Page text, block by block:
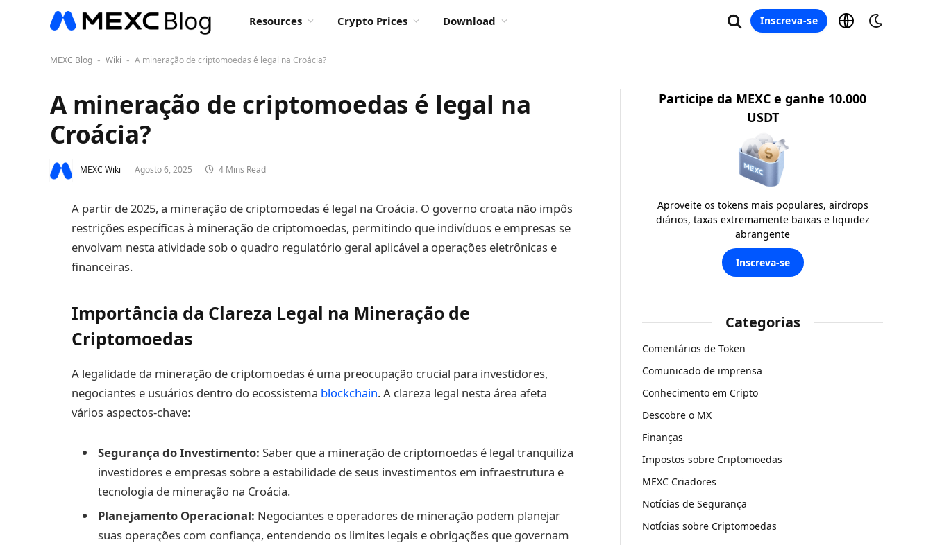
Resources Crypto Prices Download Inscreva-se
MEXC Blog - Wiki - A mineração de criptomoedas é legal na Croácia?
A mineração de criptomoedas é legal na
Croácia?
MEXC Wiki Agosto 6, 2025 4 Mins Read
A partir de 2025, a mineração de criptomoedas é legal na Croácia. O governo croata não impôs
restrições específicas à mineração de criptomoedas, permitindo que indivíduos e empresas se
envolvam nesta atividade sob o quadro regulatório geral aplicável a operações eletrônicas e
financeiras.
Importância da Clareza Legal na Mineração de
Criptomoedas
A legalidade da mineração de criptomoedas é uma preocupação crucial para investidores,
negociantes e usuários dentro do ecossistema blockchain. A clareza legal nesta área afeta
vários aspectos-chave:
Segurança do Investimento: Saber que a mineração de criptomoedas é legal tranquiliza
investidores e empresas sobre a estabilidade de seus investimentos em infraestrutura e
tecnologia de mineração na Croácia.
Planejamento Operacional: Negociantes e operadores de mineração podem planejar
suas operações com confiança, entendendo os limites legais e obrigações que governam
Participe da MEXC e ganhe 10.000
USDT
Aproveite os tokens mais populares, airdrops
diários, taxas extremamente baixas e liquidez
abrangente
Inscreva-se
Categorias
Comentários de Token
Comunicado de imprensa
Conhecimento em Cripto
Descobre o MX
Finanças
Impostos sobre Criptomoedas
MEXC Criadores
Notícias de Segurança
Notícias sobre Criptomoedas